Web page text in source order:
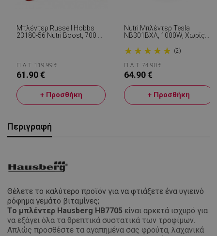
Μπλέντερ Russell Hobbs
23180-56 Nutri Boost, 700 W,
Π.Λ.Τ: 119.99 €
61.90 €
+ Προσθήκη
Nutri Μπλέντερ Tesla
NB301BXA, 1000W, Χωρίς
Περιστροφής (RPM),
★ ★ ★ ★ ★ (2)
Π.Λ.Τ: 74.90 €
64.90 €
+ Προσθήκη
Περιγραφή
Θέλετε το καλύτερο προϊόν για να φτιάξετε ένα υγιεινό
ρόφημα γεμάτο βιταμίνες;
Το μπλέντερ Hausberg HB7705 είναι αρκετά ισχυρό για
να εξάγει όλα τα θρεπτικά συστατικά των τροφίμων.
Απλώς προσθέστε τα αγαπημένα σας φρούτα, λαχανικά